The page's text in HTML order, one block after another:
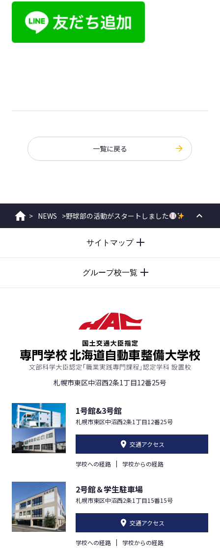
一覧に戻る
ホーム
> NEWS >野球部の活動がスタートしました
PAGE
サイトマップ
グループ校一覧
札幌市東区中沼西2条1丁目12番25号
1号館&3号館
札幌市東区中沼西2条1丁目12番25号
交通アクセス
学校への経路 学校からの経路
2号館＆学生駐車場
札幌市東区中沼西2条1丁目15番15号
交通アクセス
学校への経路 学校からの経路